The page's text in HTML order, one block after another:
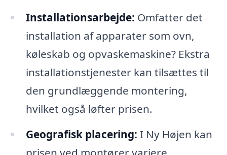
Installationsarbejde: Omfatter det
installation af apparater som ovn,
køleskab og opvaskemaskine? Ekstra
installationstjenester kan tilsættes til
den grundlæggende montering,
hvilket også løfter prisen.
Geografisk placering: I Ny Højen kan